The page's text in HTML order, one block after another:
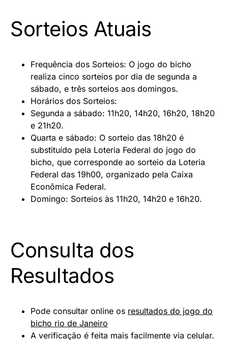
Sorteios Atuais
Frequência dos Sorteios: O jogo do bicho
realiza cinco sorteios por dia de segunda a
sábado, e três sorteios aos domingos.
Horários dos Sorteios:
Segunda a sábado: 11h20, 14h20, 16h20, 18h20
e 21h20.
Quarta e sábado: O sorteio das 18h20 é
substituído pela Loteria Federal do jogo do
bicho, que corresponde ao sorteio da Loteria
Federal das 19h00, organizado pela Caixa
Econômica Federal.
Domingo: Sorteios às 11h20, 14h20 e 16h20.
Consulta dos
Resultados
Pode consultar online os resultados do jogo do
bicho rio de Janeiro
A verificação é feita mais facilmente via celular.